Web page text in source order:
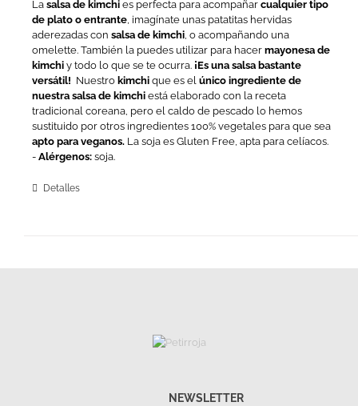
La salsa de kimchi es perfecta para acompañarcualquier tipo
de plato o entrante, imagínate unas patatitas hervidas
aderezadas consalsa de kimchi, o acompañando una
omelette. También la puedes utilizar para hacermayonesa de
kimchiy todo lo que se te ocurra. ¡Es una salsa bastante
versátil! Nuestro kimchi que es elúnico ingrediente de
nuestra salsa de kimchi está elaborado con la receta
tradicional coreana, pero el caldo de pescado lo hemos
sustituido por otros ingredientes 100% vegetales para que sea
apto para veganos. La soja es Gluten Free, apta para celíacos.
- Alérgenos: soja.
Detalles
NEWSLETTER